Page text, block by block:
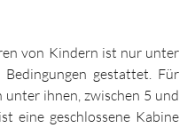
von Kindern ist nur unter
Bedingungen gestattet. Für
unter ihnen, zwischen 5 und
eine geschlossene Kabine